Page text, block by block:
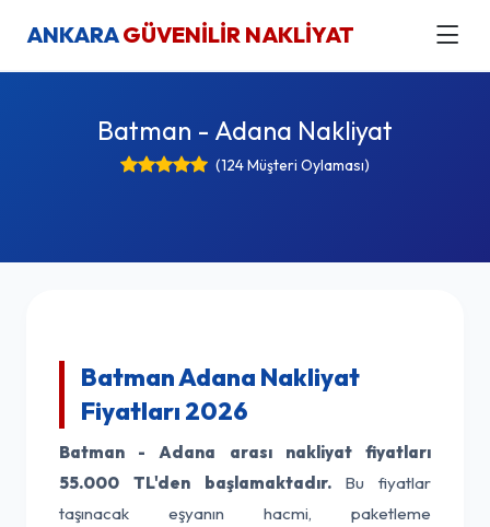
ANKARAGÜVENİLİR NAKLİYAT
Batman - Adana Nakliyat
(124 Müşteri Oylaması)
Batman Adana Nakliyat
Fiyatları 2026
Batman - Adana arası nakliyat fiyatları
55.000 TL'den başlamaktadır.Bu fiyatlar
taşınacak eşyanın hacmi, paketleme